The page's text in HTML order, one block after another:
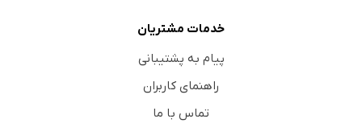
خدمات مشتریان
پیام به پشتیبانی
راهنمای کاربران
تماس با ما